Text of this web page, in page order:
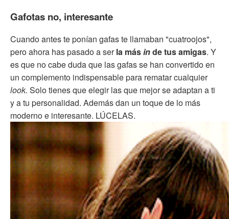
Gafotas no, interesante
Cuando antes te ponían gafas te llamaban "cuatroojos",
pero ahora has pasado a serla másinde tus amigas. Y
es que no cabe duda que las gafas se han convertido en
un complemento indispensable para rematar cualquier
look. Solo tienes que elegir las que mejor se adaptan a ti
y a tu personalidad. Además dan un toque de lo más
moderno e interesante. LÚCELAS.